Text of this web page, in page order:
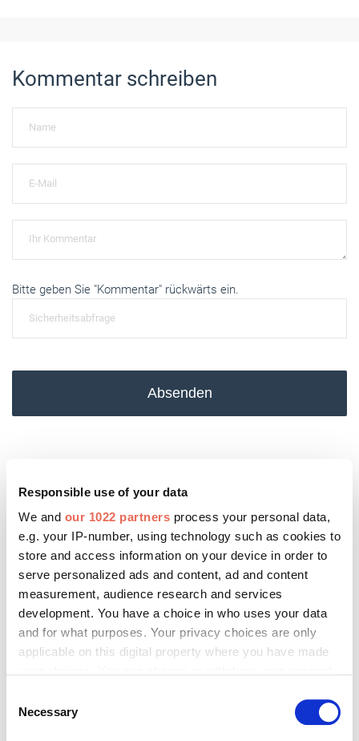
Responsible use of your data
We and our 1022 partners process your personal data,
e.g. your IP-number, using technology such as cookies to
store and access information on your device in order to
serve personalized ads and content, ad and content
measurement, audience research and services
development. You have a choice in who uses your data
and for what purposes. Your privacy choices are only
applicable on this digital property where you have made
the Privacy trigger icon.
Selection
Necessary
Kommentar schreiben
Bitte geben Sie "Kommentar" rückwärts ein.
Absenden